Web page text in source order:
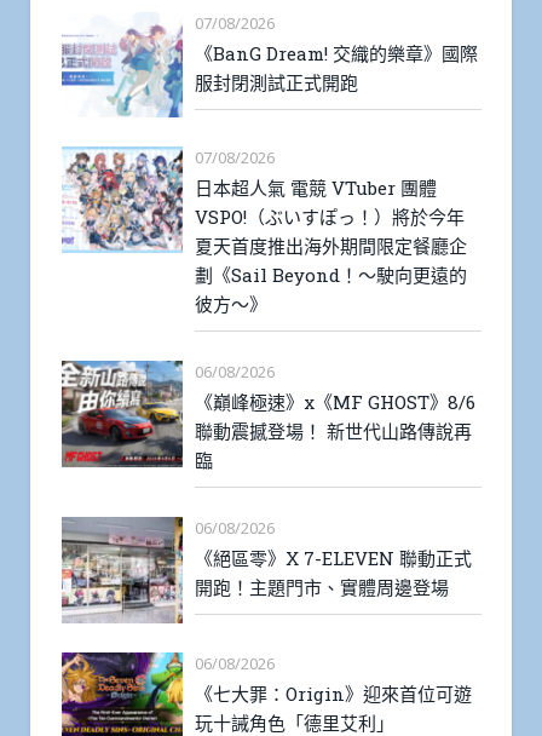
07/08/2026
《BanG Dream! 交織的樂章》國際
服封閉測試正式開跑
07/08/2026
日本超人氣 電競 VTuber 團體
VSPO!（ぶいすぽっ！）將於今年
夏天首度推出海外期間限定餐廳企
劃《Sail Beyond！～駛向更遠的
彼方～》
06/08/2026
《巔峰極速》x《MF GHOST》8/6
聯動震撼登場！ 新世代山路傳說再
臨
06/08/2026
《絕區零》X 7-ELEVEN 聯動正式
開跑！主題門市、實體周邊登場
06/08/2026
《七大罪：Origin》迎來首位可遊
玩十誡角色「德里艾利」